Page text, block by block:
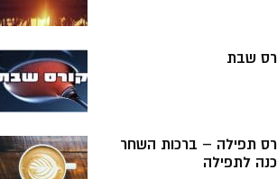
שבת
תפילה – ברכות השחר
לתפילה